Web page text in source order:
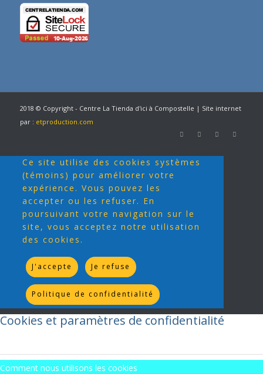
2018 © Copyright - Centre La Tienda d'ici à Compostelle | Site internet
par : etproduction.com
Ce site utilise des cookies systèmes
(témoins) pour améliorer votre
expérience. Vous pouvez les
accepter ou les refuser. En
poursuivant votre navigation sur le
site, vous acceptez notre utilisation
des cookies.
J'accepte Je refuse
Politique de confidentialité
Cookies et paramètres de confidentialité
Comment nous utilisons les cookies